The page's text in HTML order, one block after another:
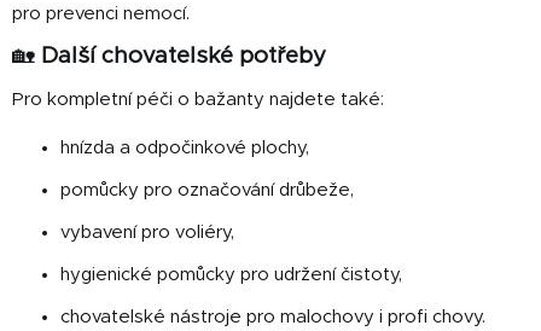
pro prevenci nemocí.
🏡 Další chovatelské potřeby
Pro kompletní péči o bažanty najdete také:
hnízda a odpočinkové plochy,
pomůcky pro označování drůbeže,
vybavení pro voliéry,
hygienické pomůcky pro udržení čistoty,
chovatelské nástroje pro malochovy i profi chovy.